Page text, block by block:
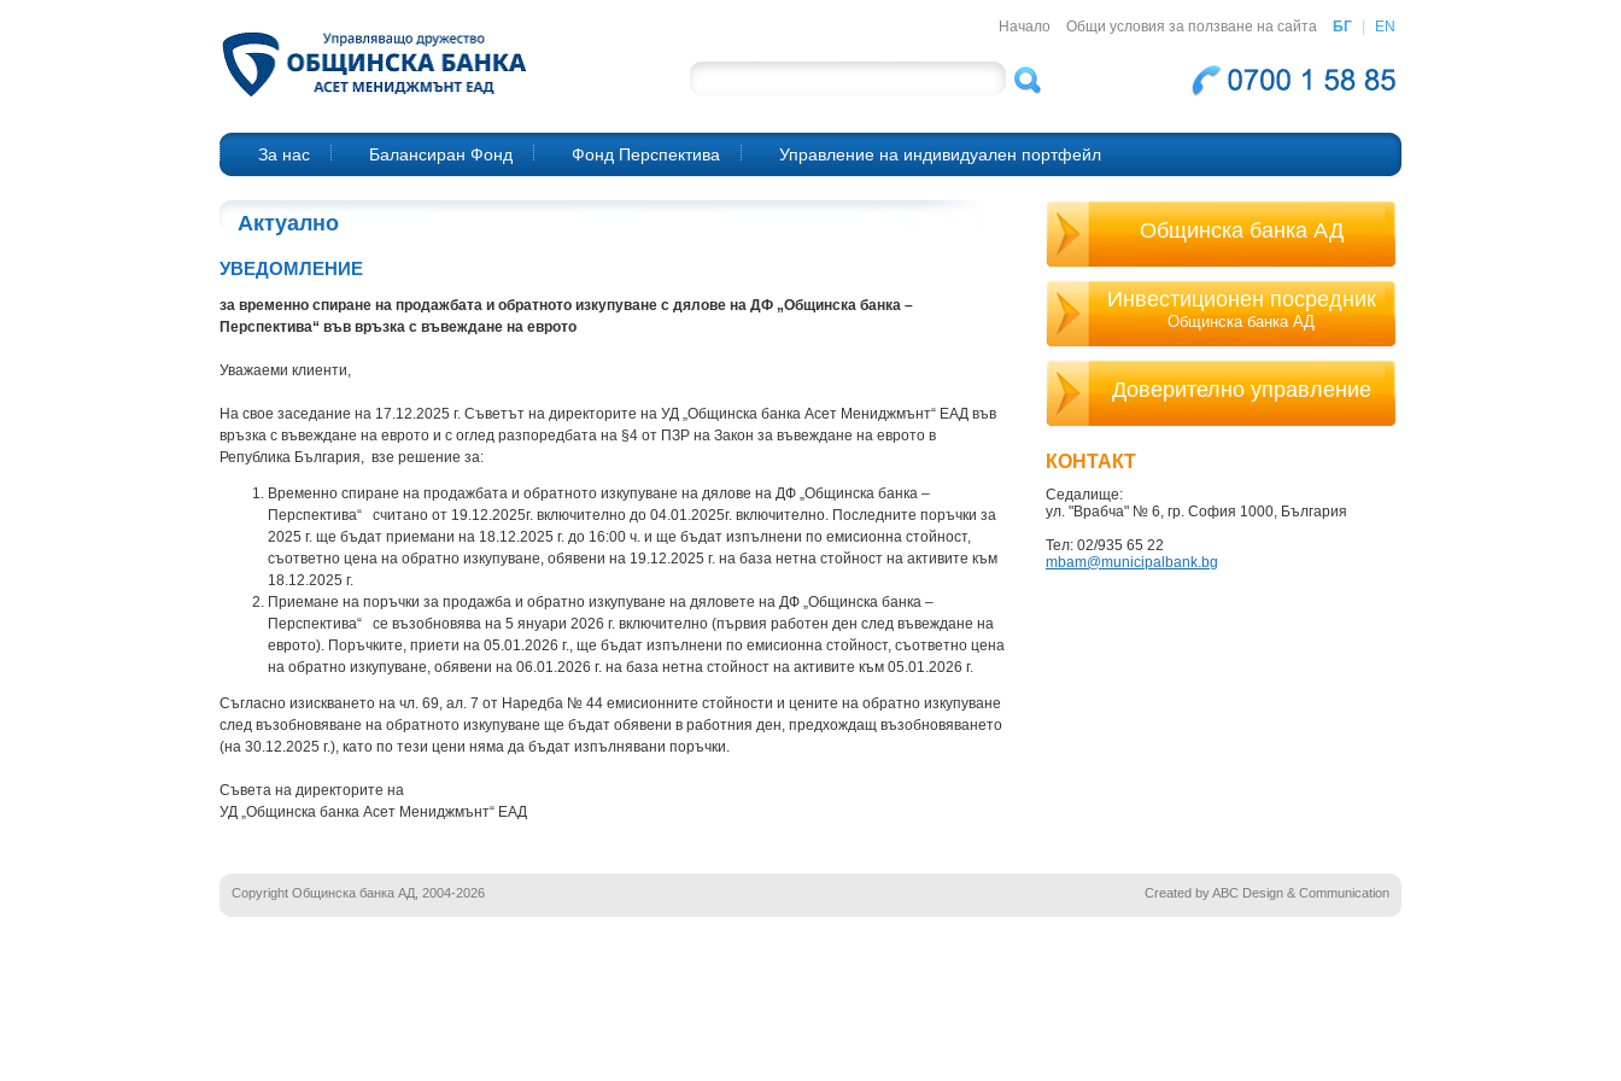
Начало Общи условия за ползване на сайта БГ EN
За нас Балансиран Фонд Фонд Перспектива Управление на индивидуален портфейл
Актуално
УВЕДОМЛЕНИЕ
за временно спиране на продажбата и обратното изкупуване с дялове на ДФ „Общинска банка –
Перспектива“ във връзка с въвеждане на еврото
Уважаеми клиенти,
На свое заседание на 17.12.2025 г. Съветът на директорите на УД „Общинска банка Асет Мениджмънт“ ЕАД във
връзка с въвеждане на еврото и с оглед разпоредбата на §4 от ПЗР на Закон за въвеждане на еврото в
Република България, взе решение за:
Временно спиране на продажбата и обратното изкупуване на дялове на ДФ „Общинска банка –
Перспектива“ считано от 19.12.2025г. включително до 04.01.2025г. включително. Последните поръчки за
2025 г. ще бъдат приемани на 18.12.2025 г. до 16:00 ч. и ще бъдат изпълнени по емисионна стойност,
съответно цена на обратно изкупуване, обявени на 19.12.2025 г. на база нетна стойност на активите към
18.12.2025 г.
Приемане на поръчки за продажба и обратно изкупуване на дяловете на ДФ „Общинска банка –
Перспектива“ се възобновява на 5 януари 2026 г. включително (първия работен ден след въвеждане на
еврото). Поръчките, приети на 05.01.2026 г., ще бъдат изпълнени по емисионна стойност, съответно цена
на обратно изкупуване, обявени на 06.01.2026 г. на база нетна стойност на активите към 05.01.2026 г.
Съгласно изискването на чл. 69, ал. 7 от Наредба № 44 емисионните стойности и цените на обратно изкупуване
след възобновяване на обратното изкупуване ще бъдат обявени в работния ден, предхождащ възобновяването
(на 30.12.2025 г.), като по тези цени няма да бъдат изпълнявани поръчки.
Съвета на директорите на
УД „Общинска банка Асет Мениджмънт“ ЕАД
Общинска банка АД
Инвестиционен посредник
Общинска банка АД
Доверително управление
КОНТАКТ
Седалище:
ул. "Врабча" № 6, гр. София 1000, България
Тел: 02/935 65 22
mbam@municipalbank.bg
Copyright Общинска банка АД, 2004-2026 Created by ABC Design & Communication